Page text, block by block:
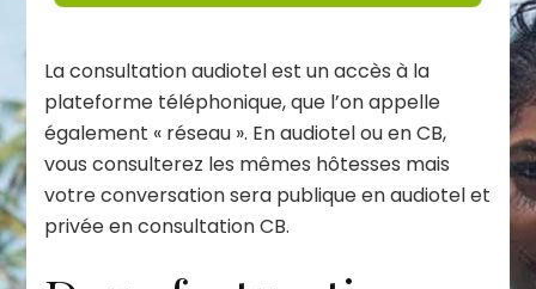
La consultation audiotel est un accès à la
plateforme téléphonique, que l’on appelle
également « réseau ». En audiotel ou en CB,
vous consulterez les mêmes hôtesses mais
votre conversation sera publique en audiotel et
privée en consultation CB.